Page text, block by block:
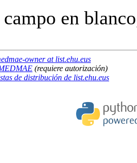
en
owner at list.ehu.eus
(requiere autorización)
de distribución de list.ehu.eus